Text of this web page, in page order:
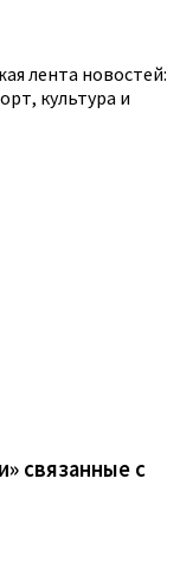
лента новостей:
культура и
связанные с